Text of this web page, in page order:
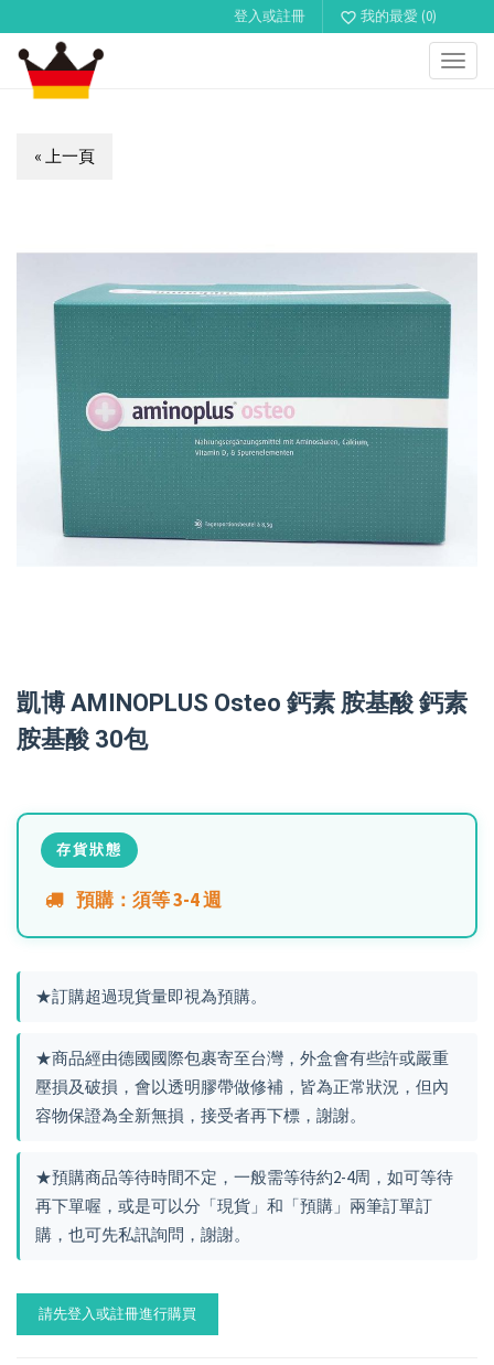
登入或註冊 favorite_border 我的最愛 (0)
« 上一頁
凱博 AMINOPLUS Osteo 鈣素 胺基酸 鈣素
胺基酸 30包
存貨狀態
預購：須等 3-4 週
★訂購超過現貨量即視為預購。
★商品經由德國國際包裹寄至台灣，外盒會有些許或嚴重
壓損及破損，會以透明膠帶做修補，皆為正常狀況，但內
容物保證為全新無損，接受者再下標，謝謝。
★預購商品等待時間不定，一般需等待約2-4周，如可等待
再下單喔，或是可以分「現貨」和「預購」兩筆訂單訂
購，也可先私訊詢問，謝謝。
請先登入或註冊進行購買